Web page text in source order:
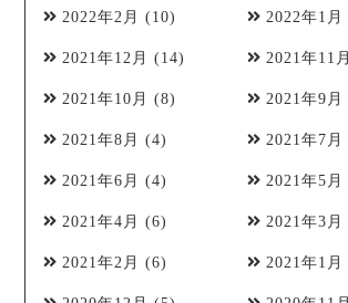
2022年2月 (10) 2022年1月
2021年12月 (14) 2021年11月
2021年10月 (8) 2021年9月
2021年8月 (4) 2021年7月
2021年6月 (4) 2021年5月
2021年4月 (6) 2021年3月
2021年2月 (6) 2021年1月